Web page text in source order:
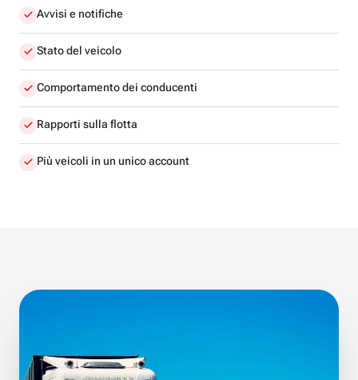
Avvisi e notifiche
Stato del veicolo
Comportamento dei conducenti
Rapporti sulla flotta
Più veicoli in un unico account